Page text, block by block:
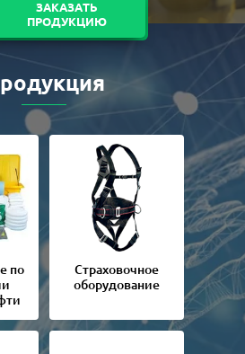
ЗАКАЗАТЬ
ПРОДУКЦИЮ
по
Страховочное
оборудование